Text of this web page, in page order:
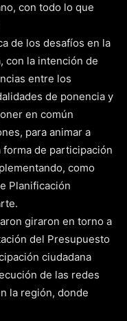
con todo lo que
de los desafíos en la
con la intención de
entre los
de ponencia y
en común
para animar a
de participación
como
Planificación
giraron en torno a
del Presupuesto
ciudadana
de las redes
la región, donde